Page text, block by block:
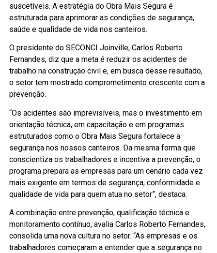
suscetíveis. A estratégia do Obra Mais Segura é
estruturada para aprimorar as condições de segurança,
saúde e qualidade de vida nos canteiros.
O presidente do SECONCI Joinville, Carlos Roberto
Fernandes, diz que a meta é reduzir os acidentes de
trabalho na construção civil e, em busca desse resultado,
o setor tem mostrado comprometimento crescente com a
prevenção.
“Os acidentes são imprevisíveis, mas o investimento em
orientação técnica, em capacitação e em programas
estruturados como o Obra Mais Segura fortalece a
segurança nos nossos canteiros. Da mesma forma que
conscientiza os trabalhadores e incentiva a prevenção, o
programa prepara as empresas para um cenário cada vez
mais exigente em termos de segurança, conformidade e
qualidade de vida para quem atua no setor”, destaca.
A combinação entre prevenção, qualificação técnica e
monitoramento contínuo, avalia Carlos Roberto Fernandes,
consolida uma nova cultura no setor. “As empresas e os
trabalhadores começaram a entender que a segurança no